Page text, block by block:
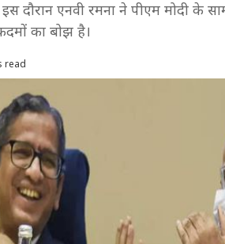
दौरान एनवी रमना ने पीएम मोदी के
का बोझ है।
read